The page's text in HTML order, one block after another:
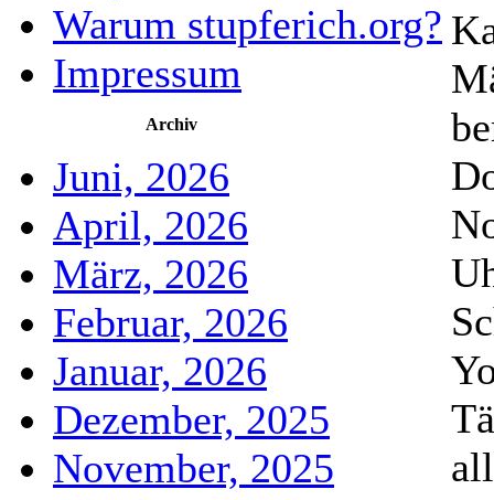
Warum stupferich.org?
Impressum
Archiv
Juni, 2026
April, 2026
März, 2026
Februar, 2026
Januar, 2026
Dezember, 2025
November, 2025